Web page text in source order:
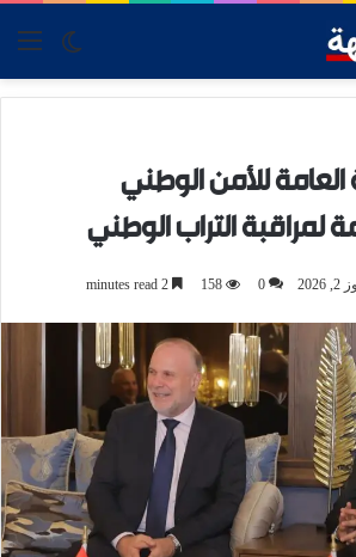
skin
للأمن الوطني
لمراقبة التراب الوطني
0
158